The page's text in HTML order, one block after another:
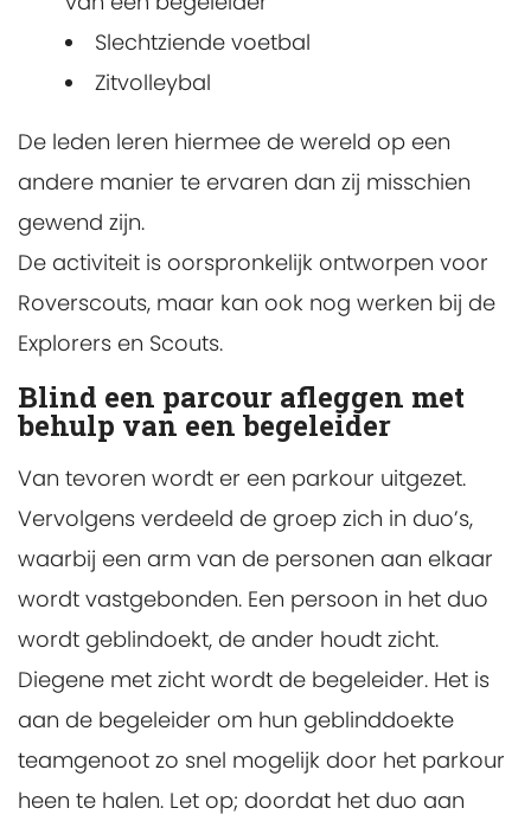
Slechtziende voetbal
Zitvolleybal
De leden leren hiermee de wereld op een
andere manier te ervaren dan zij misschien
gewend zijn.
De activiteit is oorspronkelijk ontworpen voor
Roverscouts, maar kan ook nog werken bij de
Explorers en Scouts.
Blind een parcour afleggen met
behulp van een begeleider
Van tevoren wordt er een parkour uitgezet.
Vervolgens verdeeld de groep zich in duo’s,
waarbij een arm van de personen aan elkaar
wordt vastgebonden. Een persoon in het duo
wordt geblindoekt, de ander houdt zicht.
Diegene met zicht wordt de begeleider. Het is
aan de begeleider om hun geblinddoekte
teamgenoot zo snel mogelijk door het parkour
heen te halen. Let op; doordat het duo aan